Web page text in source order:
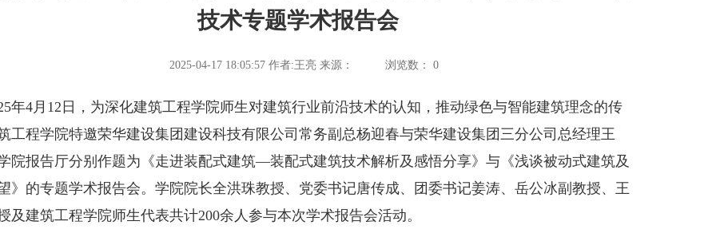
技术专题学术报告会
2025-04-17 18:05:57 作者:王亮 来源： 浏览数：0
月12日，为深化建筑工程学院师生对建筑行业前沿技术的认知，推动绿色与智能建筑理念的传
工程学院特邀荣华建设集团建设科技有限公司常务副总杨迎春与荣华建设集团三分公司总经理王
院报告厅分别作题为《走进装配式建筑—装配式建筑技术解析及感悟分享》与《浅谈被动式建筑及
》的专题学术报告会。学院院长全洪珠教授、党委书记唐传成、团委书记姜涛、岳公冰副教授、王
及建筑工程学院师生代表共计200余人参与本次学术报告会活动。